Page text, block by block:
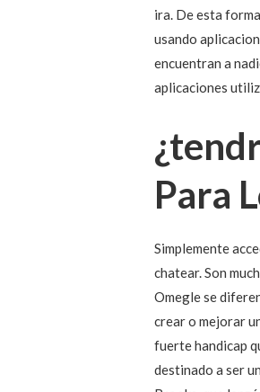
ira. De esta
usando
encuentran a
aplicaciones
Para
Simplemente
chatear. Son
Omegle se
crear o mejorar
fuerte handicap
destinado a ser